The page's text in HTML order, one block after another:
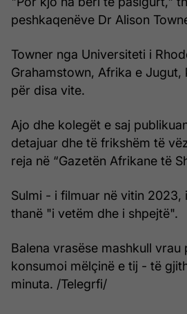
peshkaqenëve Dr Alison
Towner nga Universiteti i
Grahamstown, Afrika e Jugut,
për disa vite.
Ajo dhe kolegët e saj
detajuar dhe të frikshëm të
reja në “Gazetën Afrikane të
Sulmi - i filmuar në vitin 2023,
thanë "i vetëm dhe i shpejtë".
Balena vrasëse mashkull vrau
konsumoi mëlçinë e tij - të
minuta. /Telegrfi/